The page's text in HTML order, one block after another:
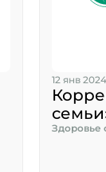
12 янв 2024
Здоровье